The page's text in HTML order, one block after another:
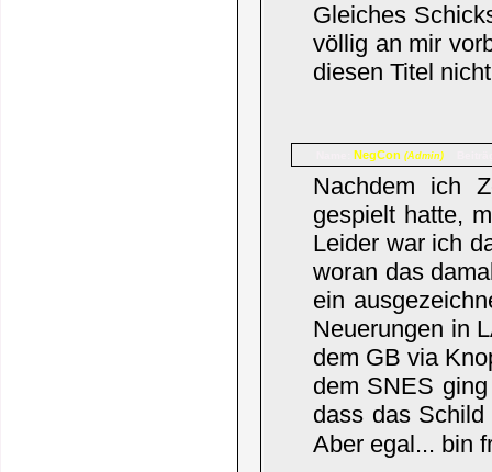
Gleiches
völlig an mir
diesen Titel
NegCon (Admin)
Nachdem ich
gespielt hatte,
Leider war ich
woran das
ein
Neuerungen in
dem GB via
dem SNES
dass das
Aber egal... bin